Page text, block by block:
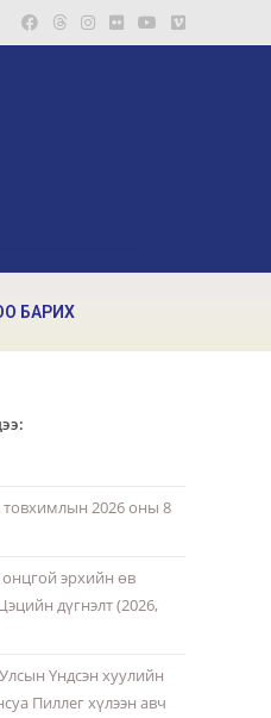
БАРИХ
2026 оны 8
эрхийн өв
дүгнэлт (2026,
Үндсэн хуулийн
Пиллег хүлээн авч